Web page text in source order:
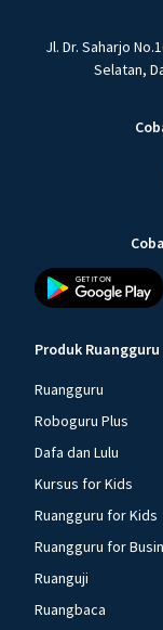
Jl. Dr. Saharjo
Selatan,
Produk Ruangguru
Ruangguru
Roboguru Plus
Dafa dan Lulu
Kursus for Kids
Ruangguru for Kids
Ruangguru for
Ruanguji
Ruangbaca